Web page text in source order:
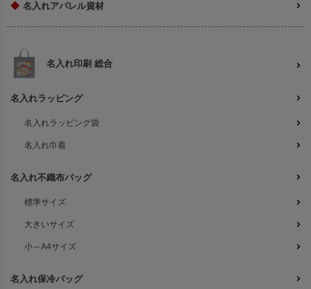
◆ 名入れアパレル資材
名入れ印刷 総合
名入れラッピング
名入れラッピング袋
名入れ巾着
名入れ不織布バッグ
標準サイズ
大きいサイズ
小～A4サイズ
名入れ保冷バッグ